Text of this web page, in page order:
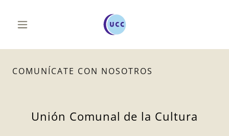
COMUNÍCATE CON NOSOTROS
Unión Comunal de la Cultura